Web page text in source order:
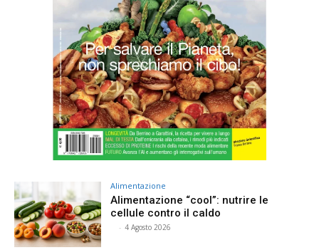
Alimentazione
Alimentazione “cool”: nutrire le
cellule contro il caldo
- 4 Agosto 2026